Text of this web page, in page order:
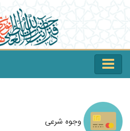
وجوه شرعی